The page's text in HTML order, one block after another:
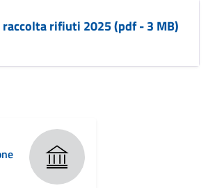
raccolta rifiuti 2025 (pdf - 3 MB)